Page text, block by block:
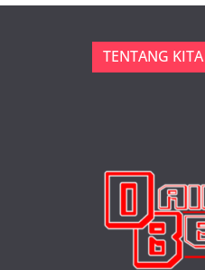
TENTANG KITA